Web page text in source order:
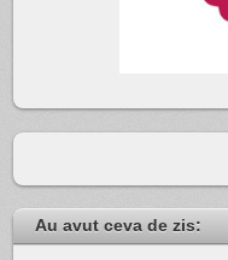
Au avut ceva de zis: